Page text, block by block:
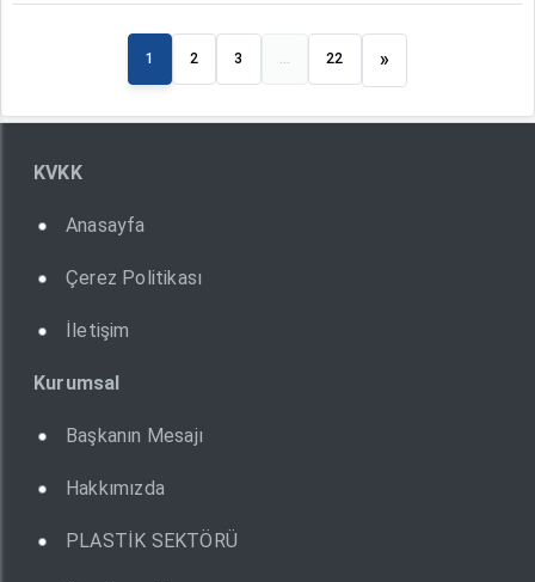
1 2 3 ... 22 »
KVKK
Anasayfa
Çerez Politikası
İletişim
Kurumsal
Başkanın Mesajı
Hakkımızda
PLASTİK SEKTÖRÜ